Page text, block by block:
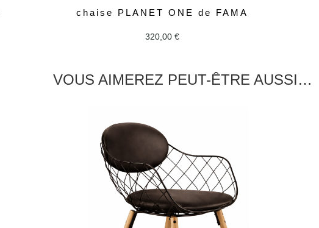
chaise PLANET ONE de FAMA
320,00 €
VOUS AIMEREZ PEUT-ÊTRE AUSSI…